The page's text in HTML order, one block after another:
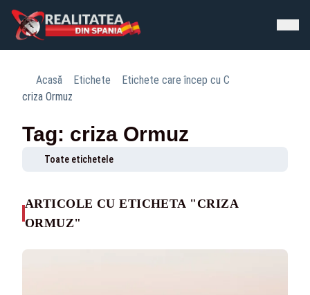
Acasă Etichete
Etichete care încep cu C
criza Ormuz
Tag: criza Ormuz
Toate etichetele
ARTICOLE CU ETICHETA "CRIZA
ORMUZ"